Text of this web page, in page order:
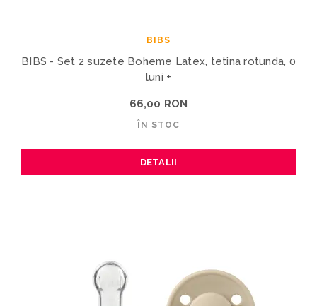
BIBS
BIBS - Set 2 suzete Boheme Latex, tetina rotunda, 0
luni +
66,00 RON
ÎN STOC
DETALII